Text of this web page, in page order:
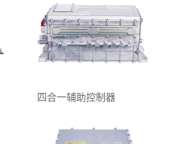
四合一辅助控制器